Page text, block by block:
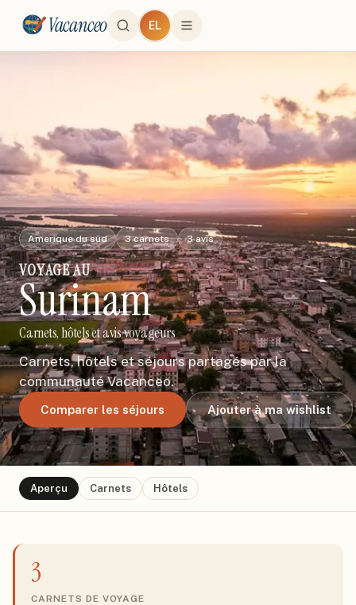
Vacanceo EL
Amerique du sud 3carnets 3avis
VOYAGEAU
Surinam
Carnets, hôtels et avis voyageurs
Carnets, hôtels et séjours partagés par la
communauté Vacanceo.
Comparer les séjours Ajouter à ma wishlist
Aperçu Carnets Hôtels
3
CARNETS DE VOYAGE